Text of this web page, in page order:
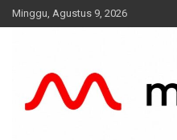
Skip
to
Minggu, Agustus 9, 2026